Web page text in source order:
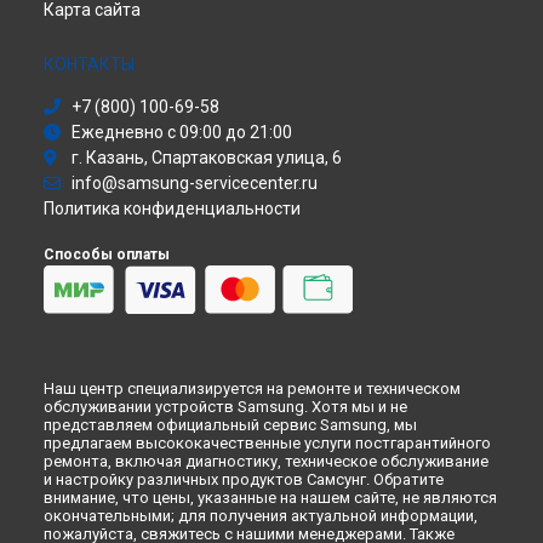
Ремонт телефона Galaxy S10e Samsung в
Холодильник
Моноблок
Атс
Смарт-часы
Варочная панель
Посудомоечная машина
Морозильная камера
Кондиционер
Духовой шкаф
Вытяжка
Карта сайта
КОНТАКТЫ
+7 (800) 100-69-58
Ежедневно с 09:00 до 21:00
г. Казань, Спартаковская улица, 6
info@samsung-servicecenter.ru
Политика конфиденциальности
Способы оплаты
Наш центр специализируется на ремонте и техническом
обслуживании устройств Samsung. Хотя мы и не
представляем официальный сервис Samsung, мы
предлагаем высококачественные услуги постгарантийного
ремонта, включая диагностику, техническое обслуживание
и настройку различных продуктов Самсунг. Обратите
внимание, что цены, указанные на нашем сайте, не являются
окончательными; для получения актуальной информации,
пожалуйста, свяжитесь с нашими менеджерами. Также